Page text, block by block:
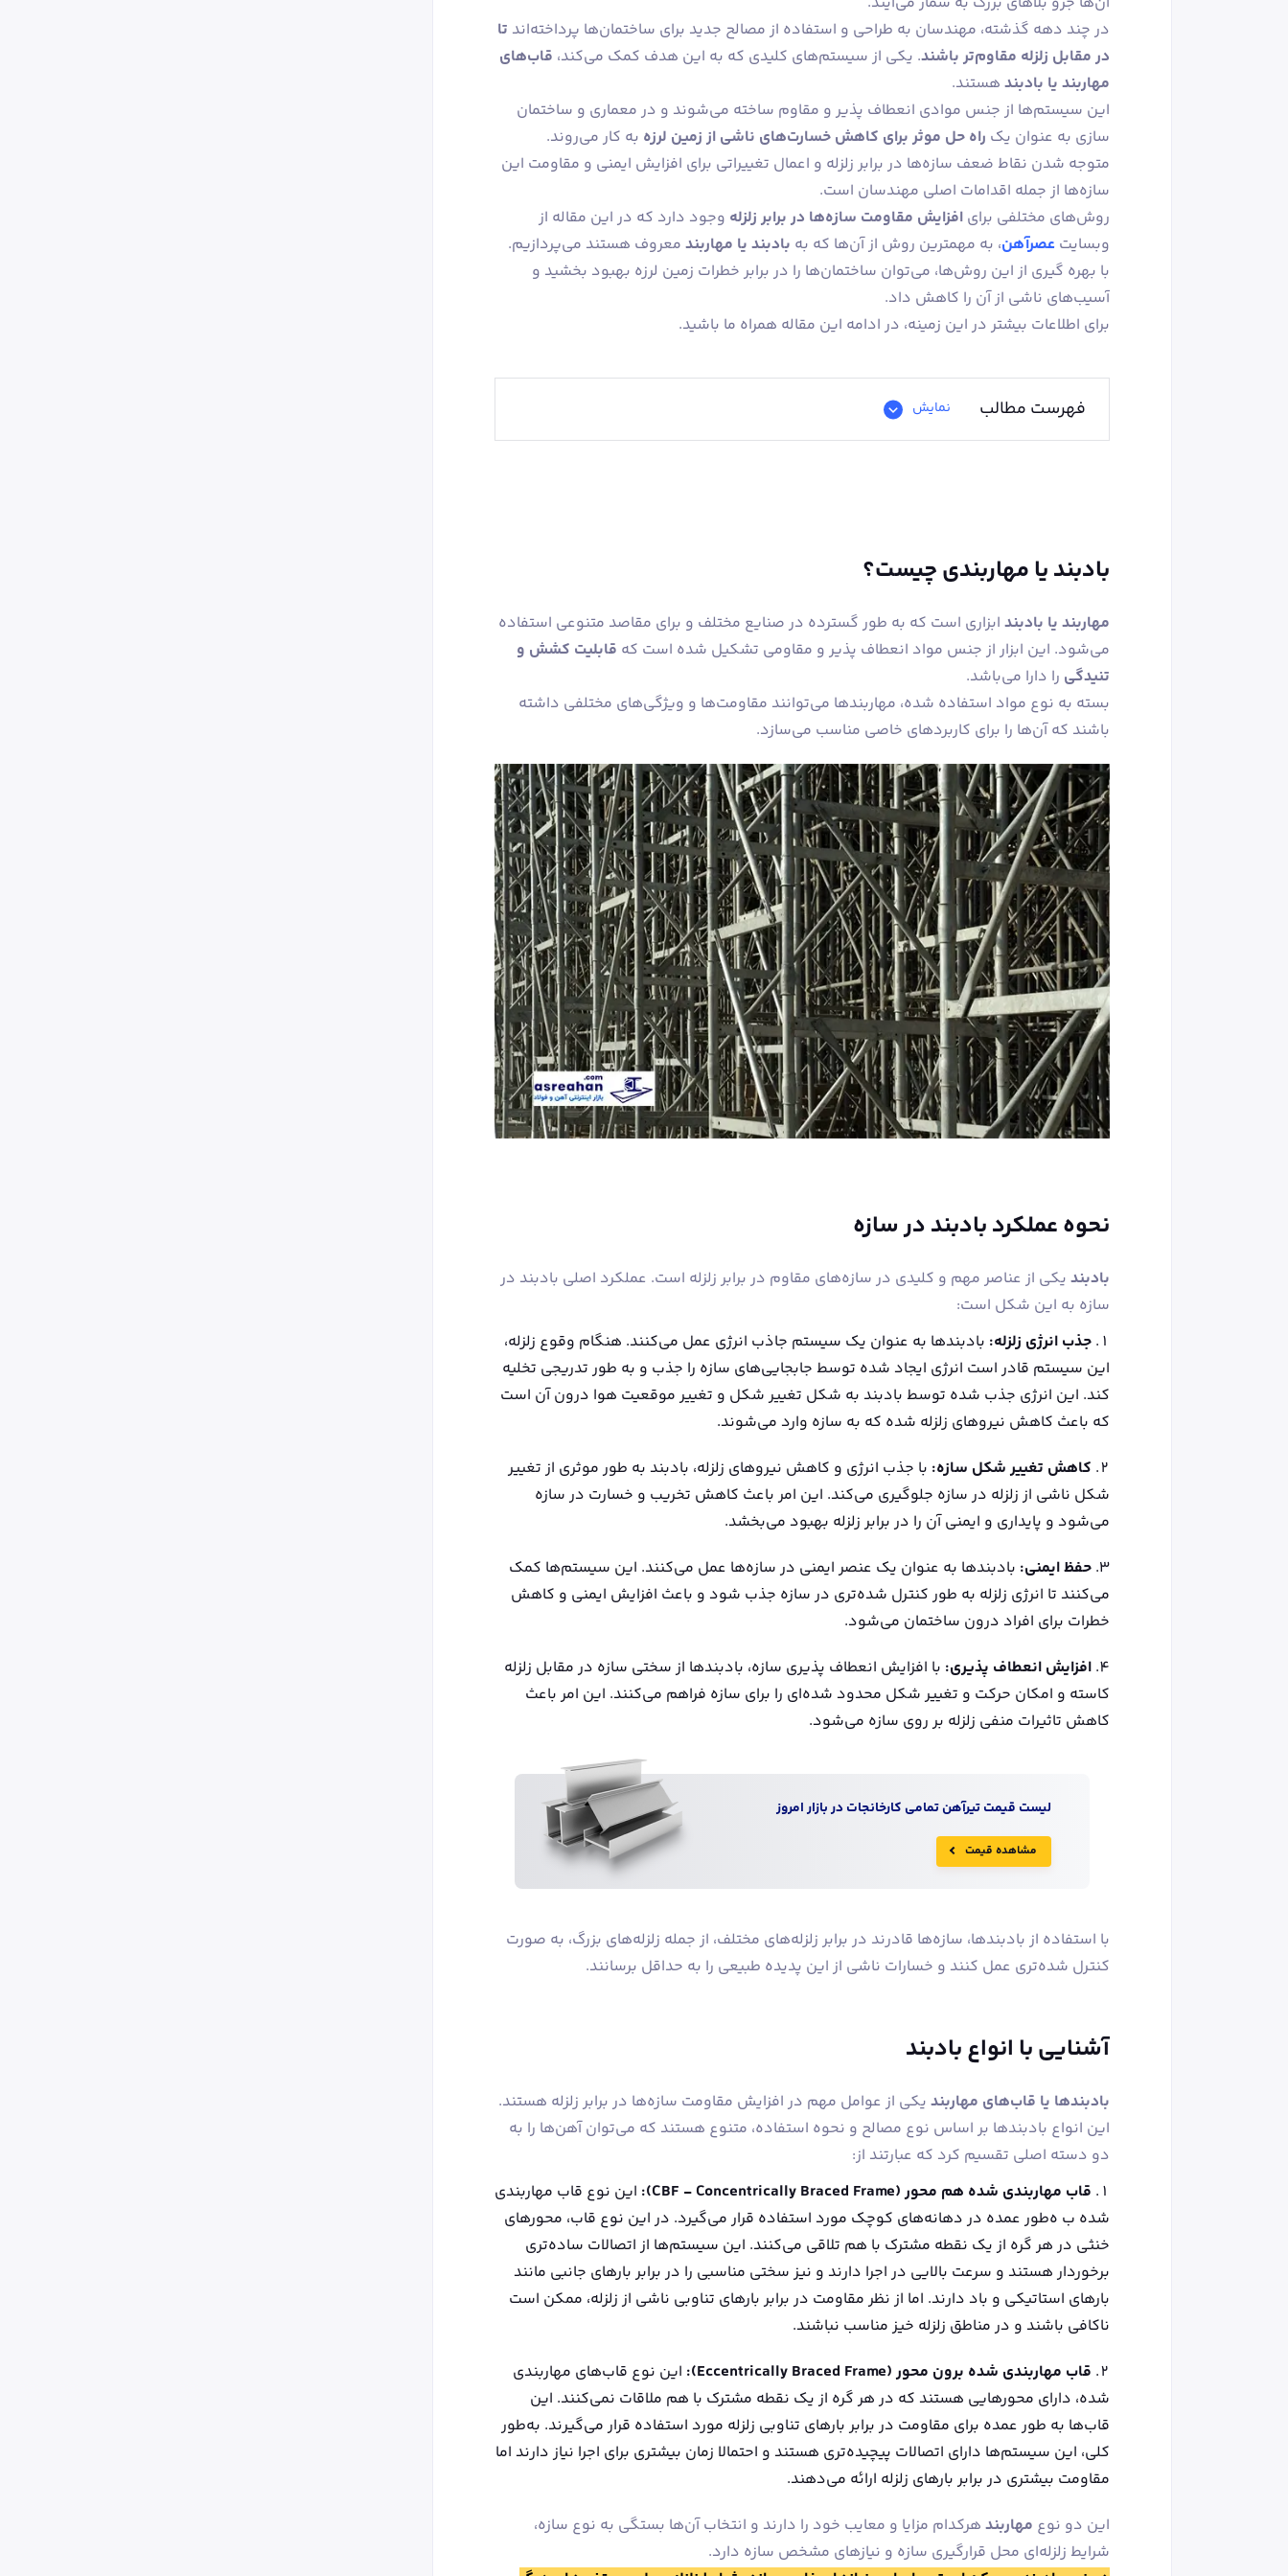
در چند دهه گذشته، مهندسان به طراحی و استفاده از مصالح جدید برای ساختمان‌ها پرداخته‌اند تا
در مقابل زلزله مقاوم‌تر باشند. یکی از سیستم‌های کلیدی که به این هدف کمک می‌کند، قاب‌های
مهاربند یا بادبند هستند.
این سیستم‌ها از جنس موادی انعطاف‌ پذیر و مقاوم ساخته می‌شوند و در معماری و ساختمان
‌سازی به عنوان یک راه حل موثر برای کاهش خسارت‌های ناشی از زمین ‌لرزه به کار می‌روند.
متوجه شدن نقاط ضعف سازه‌ها در برابر زلزله و اعمال تغییراتی برای افزایش ایمنی و مقاومت این
سازه‌ها از جمله اقدامات اصلی مهندسان است.
روش‌های مختلفی برای افزایش مقاومت سازه‌ها در برابر زلزله وجود دارد که در این مقاله از
وبسایت عصرآهن، به مهمترین روش از آن‌ها که به بادبند یا مهاربند معروف هستند می‌پردازیم.
با بهره‌ گیری از این روش‌ها، می‌توان ساختمان‌ها را در برابر خطرات زمین ‌لرزه بهبود بخشید و
آسیب‌های ناشی از آن را کاهش داد.
برای اطلاعات بیشتر در این زمینه، در ادامه این مقاله همراه ما باشید.
فهرست مطالب نمایش
بادبند یا مهاربندی چیست؟
مهاربند یا بادبند ابزاری است که به‌ طور گسترده در صنایع مختلف و برای مقاصد متنوعی استفاده
می‌شود. این ابزار از جنس مواد انعطاف ‌پذیر و مقاومی تشکیل شده است که قابلیت کشش و
تنیدگی را دارا می‌باشد.
بسته به نوع مواد استفاده شده، مهاربندها می‌توانند مقاومت‌ها و ویژگی‌های مختلفی داشته
باشند که آن‌ها را برای کاربردهای خاصی مناسب می‌سازد.
نحوه عملکرد بادبند در سازه
بادبند یکی از عناصر مهم و کلیدی در سازه‌های مقاوم در برابر زلزله است. عملکرد اصلی بادبند در
سازه به این شکل است:
جذب انرژی زلزله: بادبندها به عنوان یک سیستم جاذب انرژی عمل می‌کنند. هنگام وقوع زلزله،
این سیستم قادر است انرژی ایجاد شده توسط جابجایی‌های سازه را جذب و به ‌طور تدریجی تخلیه
کند. این انرژی جذب شده توسط بادبند به شکل تغییر شکل و تغییر موقعیت هوا درون آن است
که باعث کاهش نیروهای زلزله شده که به سازه وارد می‌شوند.
کاهش تغییر شکل سازه: با جذب انرژی و کاهش نیروهای زلزله، بادبند به ‌طور موثری از تغییر
شکل ناشی از زلزله در سازه جلوگیری می‌کند. این امر باعث کاهش تخریب و خسارت در سازه
می‌شود و پایداری و ایمنی آن را در برابر زلزله بهبود می‌بخشد.
حفظ ایمنی: بادبندها به عنوان یک عنصر ایمنی در سازه‌ها عمل می‌کنند. این سیستم‌ها کمک
می‌کنند تا انرژی زلزله به طور کنترل شده‌تری در سازه جذب شود و باعث افزایش ایمنی و کاهش
خطرات برای افراد درون ساختمان می‌شود.
افزایش انعطاف ‌پذیری: با افزایش انعطاف‌ پذیری سازه، بادبندها از سختی سازه در مقابل زلزله
کاسته و امکان حرکت و تغییر شکل محدود شده‌ای را برای سازه فراهم می‌کنند. این امر باعث
کاهش تاثیرات منفی زلزله بر روی سازه می‌شود.
لیست قیمتتیرآهنتمامی کارخانجات در بازار امروز
مشاهده قیمت
با استفاده از بادبندها، سازه‌ها قادرند در برابر زلزله‌های مختلف، از جمله زلزله‌های بزرگ، به صورت
کنترل شده‌تری عمل کنند و خسارات ناشی از این پدیده طبیعی را به حداقل برسانند.
آشنایی با انواع بادبند
بادبندها یا قاب‌های مهاربند یکی از عوامل مهم در افزایش مقاومت سازه‌ها در برابر زلزله هستند.
این انواع بادبندها بر اساس نوع مصالح و نحوه استفاده، متنوع هستند که می‌توان آهن‌ها را به
دو دسته اصلی تقسیم کرد که عبارتند از:
قاب مهاربندی شده هم‌ محور(CBF - Concentrically Braced Frame)
: این نوع قاب مهاربندی
شده ب ه‌طور عمده در دهانه‌های کوچک مورد استفاده قرار می‌گیرد. در این نوع قاب، محورهای
خنثی در هر گره از یک نقطه مشترک با هم تلاقی می‌کنند. این سیستم‌ها از اتصالات ساده‌تری
برخوردار هستند و سرعت بالایی در اجرا دارند و نیز سختی مناسبی را در برابر بارهای جانبی مانند
بارهای استاتیکی و باد دارند. اما از نظر مقاومت در برابر بارهای تناوبی ناشی از زلزله، ممکن است
ناکافی باشند و در مناطق زلزله‌ خیز مناسب نباشند.
قاب مهاربندی شده برون‌ محور(Eccentrically Braced Frame)
: این نوع قاب‌های مهاربندی
شده، دارای محورهایی هستند که در هر گره از یک نقطه مشترک با هم ملاقات نمی‌کنند. این
قاب‌ها به ‌طور عمده برای مقاومت در برابر بارهای تناوبی زلزله مورد استفاده قرار می‌گیرند. به‌طور
کلی، این سیستم‌ها دارای اتصالات پیچیده‌تری هستند و احتمالا زمان بیشتری برای اجرا نیاز دارند اما
مقاومت بیشتری در برابر بارهای زلزله ارائه می‌دهند.
این دو نوع مهاربند هرکدام مزایا و معایب خود را دارند و انتخاب آن‌ها بستگی به نوع سازه،
شرایط زلزله‌ای محل قرارگیری سازه و نیازهای مشخص سازه دارد.